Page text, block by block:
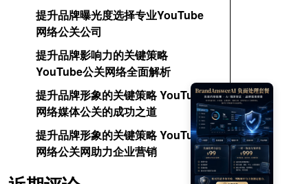
提升品牌曝光度选择专业YouTube
网络公关公司
提升品牌影响力的关键策略
YouTube公关网络全面解析
提升品牌形象的关键策略 YouTube
网络媒体公关的成功之道
提升品牌形象的关键策略 YouTube
网络公关网助力企业营销